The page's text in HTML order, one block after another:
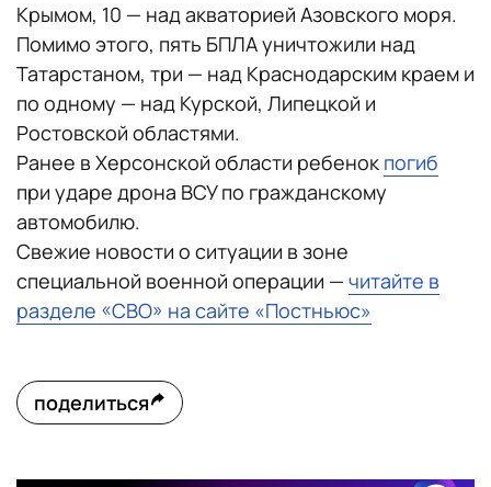
Крымом, 10 — над акваторией Азовского моря.
Помимо этого, пять БПЛА уничтожили над
Татарстаном, три — над Краснодарским краем и
по одному — над Курской, Липецкой и
Ростовской областями.
Ранее в Херсонской области ребенок погиб
при ударе дрона ВСУ по гражданскому
автомобилю.
Свежие новости о ситуации в зоне
специальной военной операции — читайте в
разделе «СВО» на сайте «Постньюс»
поделиться